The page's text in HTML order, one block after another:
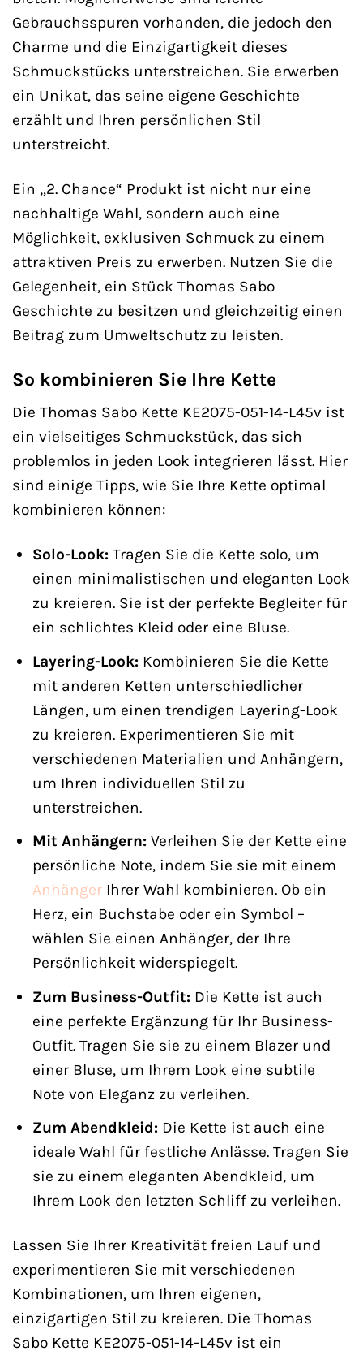
Gebrauchsspuren vorhanden, die jedoch den
Charme und die Einzigartigkeit dieses
Schmuckstücks unterstreichen. Sie erwerben
ein Unikat, das seine eigene Geschichte
erzählt und Ihren persönlichen Stil
unterstreicht.
Ein „2. Chance“ Produkt ist nicht nur eine
nachhaltige Wahl, sondern auch eine
Möglichkeit, exklusiven Schmuck zu einem
attraktiven Preis zu erwerben. Nutzen Sie die
Gelegenheit, ein Stück Thomas Sabo
Geschichte zu besitzen und gleichzeitig einen
Beitrag zum Umweltschutz zu leisten.
So kombinieren Sie Ihre Kette
Die Thomas Sabo Kette KE2075-051-14-L45v ist
ein vielseitiges Schmuckstück, das sich
problemlos in jeden Look integrieren lässt. Hier
sind einige Tipps, wie Sie Ihre Kette optimal
kombinieren können:
Solo-Look:Tragen Sie die Kette solo, um
einen minimalistischen und eleganten Look
zu kreieren. Sie ist der perfekte Begleiter für
ein schlichtes Kleid oder eine Bluse.
Layering-Look:Kombinieren Sie die Kette
mit anderen Ketten unterschiedlicher
Längen, um einen trendigen Layering-Look
zu kreieren. Experimentieren Sie mit
verschiedenen Materialien und Anhängern,
um Ihren individuellen Stil zu
unterstreichen.
Mit Anhängern:Verleihen Sie der Kette eine
persönliche Note, indem Sie sie mit einem
AnhängerIhrer Wahl kombinieren. Ob ein
Herz, ein Buchstabe oder ein Symbol –
wählen Sie einen Anhänger, der Ihre
Persönlichkeit widerspiegelt.
Zum Business-Outfit:Die Kette ist auch
eine perfekte Ergänzung für Ihr Business-
Outfit. Tragen Sie sie zu einem Blazer und
einer Bluse, um Ihrem Look eine subtile
Note von Eleganz zu verleihen.
Zum Abendkleid:Die Kette ist auch eine
ideale Wahl für festliche Anlässe. Tragen Sie
sie zu einem eleganten Abendkleid, um
Ihrem Look den letzten Schliff zu verleihen.
Lassen Sie Ihrer Kreativität freien Lauf und
experimentieren Sie mit verschiedenen
Kombinationen, um Ihren eigenen,
einzigartigen Stil zu kreieren. Die Thomas
Sabo Kette KE2075-051-14-L45v ist ein